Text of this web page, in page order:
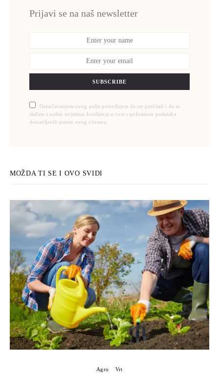
Prijavi se na naš newsletter
SUBSCRIBE
Označavanjem ovog polja potvrđujete da ste pročitali i da se
slažete s našim uvjetima korištenja u vezi s pohranom podataka
dostavljenih putem ovog obrasca.
MOŽDA TI SE I OVO SVIDI
Agro Vrt